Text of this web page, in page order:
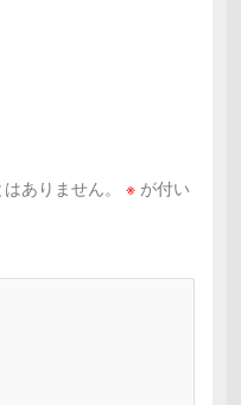
ありません。 ※ が付い